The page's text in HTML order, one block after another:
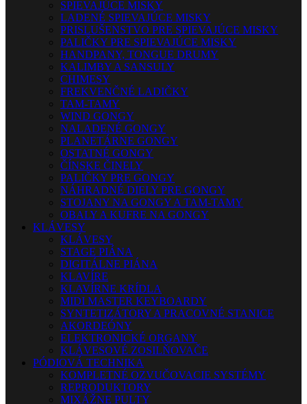
SPIEVAJÚCE MISKY
LADENÉ SPIEVAJÚCE MISKY
PRISLUŠENSTVO PRE SPIEVAJÚCE MISKY
PALIČKY PRE SPIEVAJÚCE MISKY
HANDPANY, TONGUE DRUMY
KALIMBY A SANSULY
CHIMESY
FREKVENČNÉ LADIČKY
TAM-TAMY
WIND GONGY
NALADENÉ GONGY
PLANETÁRNE GONGY
OSTATNÉ GONGY
ČÍNSKE ČINELY
PALIČKY PRE GONGY
NÁHRADNÉ DIELY PRE GONGY
STOJANY NA GONGY A TAM-TAMY
OBALY A KUFRE NA GONGY
KLÁVESY
KLÁVESY
STAGE PIÁNA
DIGITÁLNE PIÁNA
KLAVÍRE
KLAVÍRNE KRÍDLA
MIDI MASTER KEYBOARDY
SYNTETIZÁTORY A PRACOVNÉ STANICE
AKORDEÓNY
ELEKTRONICKÉ ORGANY
KLÁVESOVÉ ZOSILŇOVAČE
PÓDIOVÁ TECHNIKA
KOMPLETNÉ OZVUČOVACIE SYSTÉMY
REPRODUKTORY
MIXÁŽNE PULTY